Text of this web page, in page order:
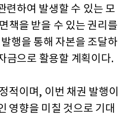
련하여 발생할 수 있는 모
책을 받을 수 있는 권리를
행을 통해 자본을 조달하
금으로 활용할 계획이다.
적이며, 이번 채권 발행이
영향을 미칠 것으로 기대